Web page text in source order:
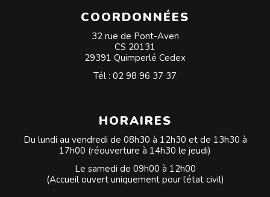
COORDONNÉES
32 rue de Pont-Aven
CS 20131
29391 Quimperlé Cedex
Tél : 02 98 96 37 37
HORAIRES
Du lundi au vendredi de 08h30 à 12h30 et de 13h30 à
17h00 (réouverture à 14h30 le jeudi)
Le samedi de 09h00 à 12h00
(Accueil ouvert uniquement pour l’état civil)